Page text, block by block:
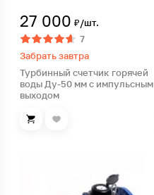
27 000 ₽/шт.
7
Забрать завтра
Турбинный счетчик горячей
воды Ду-50 мм с импульсным
выходом